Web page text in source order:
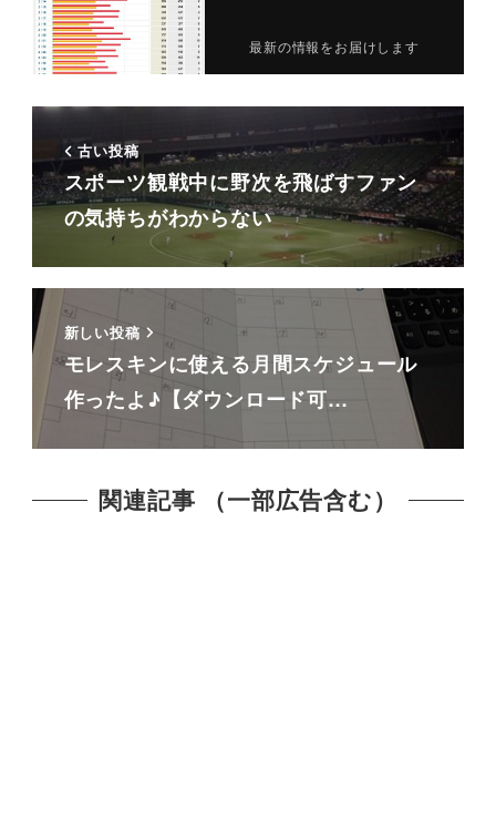
最新の情報をお届けします
古い投稿
スポーツ観戦中に野次を飛ばすファン
の気持ちがわからない
新しい投稿
モレスキンに使える月間スケジュール
作ったよ♪【ダウンロード可…
関連記事 （一部広告含む）